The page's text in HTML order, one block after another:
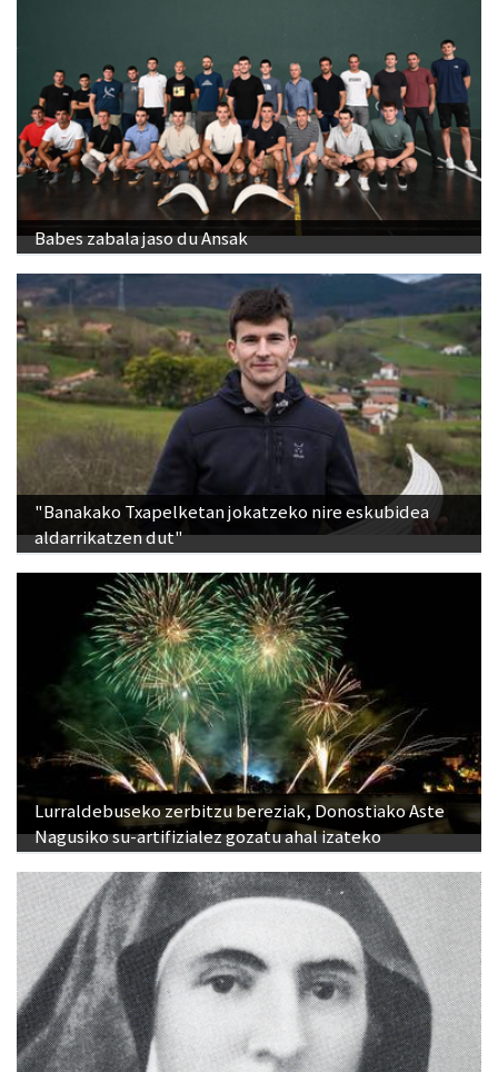
Babes zabala jaso du Ansak
"Banakako Txapelketan jokatzeko nire eskubidea
aldarrikatzen dut"
Lurraldebuseko zerbitzu bereziak, Donostiako Aste
Nagusiko su-artifizialez gozatu ahal izateko